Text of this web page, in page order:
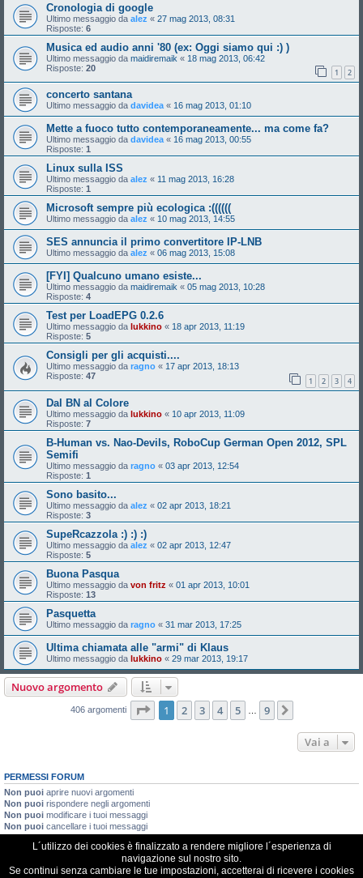
Cronologia di google
Ultimo messaggio da alez « 27 mag 2013, 08:31
Risposte: 6
Musica ed audio anni '80 (ex: Oggi siamo qui :) )
Ultimo messaggio da maidiremaik « 18 mag 2013, 06:42
Risposte: 20 1 2
concerto santana
Ultimo messaggio da davidea « 16 mag 2013, 01:10
Mette a fuoco tutto contemporaneamente... ma come fa?
Ultimo messaggio da davidea « 16 mag 2013, 00:55
Risposte: 1
Linux sulla ISS
Ultimo messaggio da alez « 11 mag 2013, 16:28
Risposte: 1
Microsoft sempre più ecologica :((((((
Ultimo messaggio da alez « 10 mag 2013, 14:55
SES annuncia il primo convertitore IP-LNB
Ultimo messaggio da alez « 06 mag 2013, 15:08
[FYI] Qualcuno umano esiste...
Ultimo messaggio da maidiremaik « 05 mag 2013, 10:28
Risposte: 4
Test per LoadEPG 0.2.6
Ultimo messaggio da lukkino « 18 apr 2013, 11:19
Risposte: 5
Consigli per gli acquisti....
Ultimo messaggio da ragno « 17 apr 2013, 18:13
Risposte: 47 1 2 3 4
Dal BN al Colore
Ultimo messaggio da lukkino « 10 apr 2013, 11:09
Risposte: 7
B-Human vs. Nao-Devils, RoboCup German Open 2012, SPL
Semifi
Ultimo messaggio da ragno « 03 apr 2013, 12:54
Risposte: 1
Sono basito...
Ultimo messaggio da alez « 02 apr 2013, 18:21
Risposte: 3
SupeRcazzola :) :) :)
Ultimo messaggio da alez « 02 apr 2013, 12:47
Risposte: 5
Buona Pasqua
Ultimo messaggio da von fritz « 01 apr 2013, 10:01
Risposte: 13
Pasquetta
Ultimo messaggio da ragno « 31 mar 2013, 17:25
Ultima chiamata alle "armi" di Klaus
Ultimo messaggio da lukkino « 29 mar 2013, 19:17
Nuovo argomento
406 argomenti Pagina di
1 2 3 4 5 9
Vai a
PERMESSI FORUM
Non puoi aprire nuovi argomenti
Non puoi rispondere negli argomenti
Non puoi modificare i tuoi messaggi
Non puoi cancellare i tuoi messaggi
Non puoiinviare allegati
VDR Italia, comunità italiana utilizzatori VDR
L´utilizzo dei cookies è finalizzato a rendere migliore l´esperienza di
navigazione sul nostro sito.
Se continui senza cambiare le tue impostazioni, accetterai di ricevere i cookies